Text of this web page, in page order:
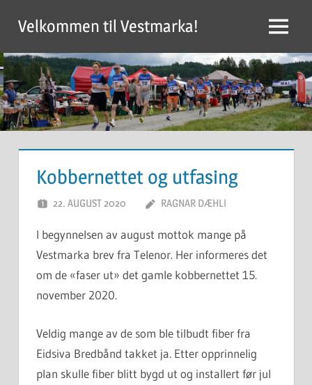
content
Velkommen til Vestmarka! Menu
Kobbernettet og utfasing
22. AUGUST 2020 RAGNAR DÆHLI
I begynnelsen av august mottok mange på
Vestmarka brev fra Telenor. Her informeres det
om de «faser ut» det gamle kobbernettet 15.
november 2020.
Veldig mange av de som ble tilbudt fiber fra
Eidsiva Bredbånd takket ja. Etter opprinnelig
plan skulle fiber blitt bygd ut og installert før jul